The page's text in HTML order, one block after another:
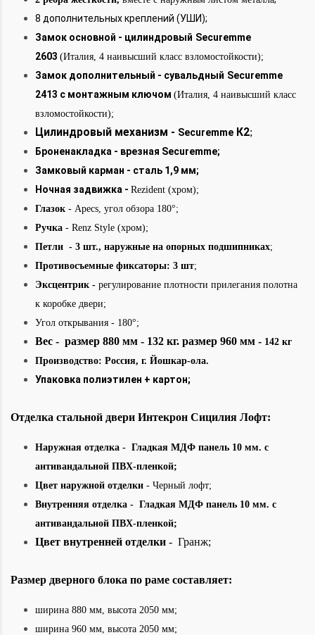
8 дополнительных креплений (УШИ);
Замок основной - цилиндровый Securemme
2603 (Италия, 4 наивысший класс взломостойкости);
Замок дополнительный - сувальдный Securemme
2413 с монтажным ключом (Италия, 4 наивысший класс
взломостойкости);
Цилиндровый механизм - Securemme К2;
Броненакладка - врезная Securemme;
Замковый карман - сталь 1,9 мм;
Ночная задвижка - Rezident (хром);
Глазок - Apecs, угол обзора 180°;
Ручка - Renz Style (хром);
Петли - 3 шт., наружные на опорных подшипниках;
Противосъемные фиксаторы: 3 шт;
Эксцентрик - регулирование плотности прилегания полотна
к коробке двери;
Угол открывания - 180°;
Вес - размер 880 мм - 132 кг. размер 960 мм - 142 кг
Производство: Россия, г. Йошкар-ола.
Упаковка полиэтилен + картон;
Отделка стальной двери Интекрон Сицилия Лофт:
Наружная отделка - Гладкая МДФ панель 10 мм. с
антивандальной ПВХ-пленкой;
Цвет наружной отделки - Черный лофт;
Внутренняя отделка - Гладкая МДФ панель 10 мм. с
антивандальной ПВХ-пленкой;
Цвет внутренней отделки - Гранж;
Размер дверного блока по раме составляет:
ширина 880 мм, высота 2050 мм;
ширина 960 мм, высота 2050 мм;